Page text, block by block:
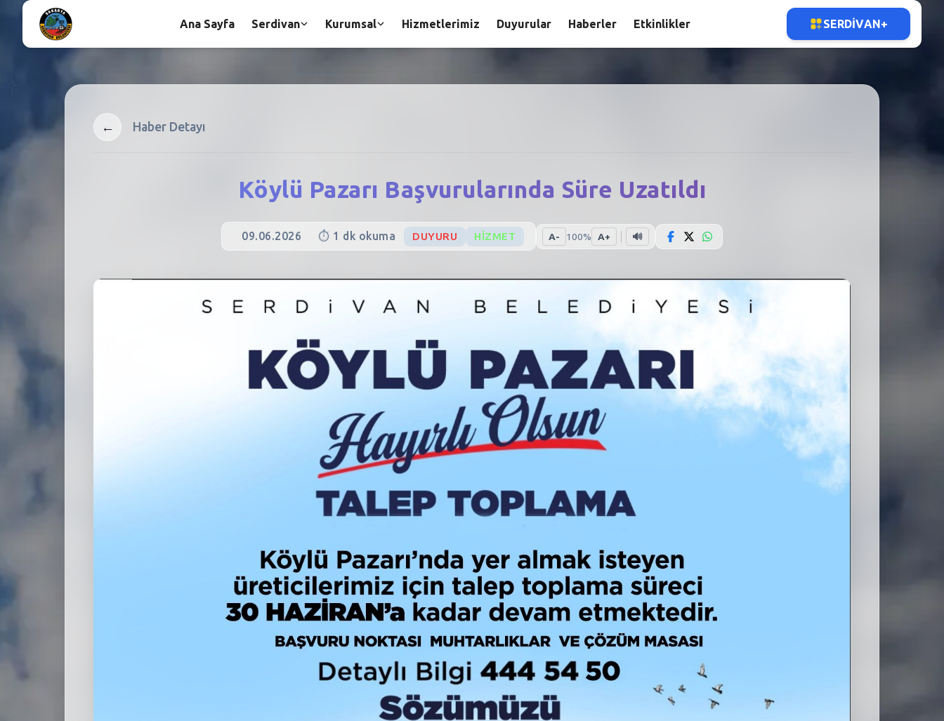
← Haber Detayı
Köylü Pazarı Başvurularında Süre Uzatıldı
09.06.2026 ⏱️ 1 dk okuma DUYURU HIZMET A- 100% A+ 🔊
Ana Sayfa Serdivan Kurumsal Hizmetlerimiz Duyurular Haberler Etkinlikler SERDIVAN+